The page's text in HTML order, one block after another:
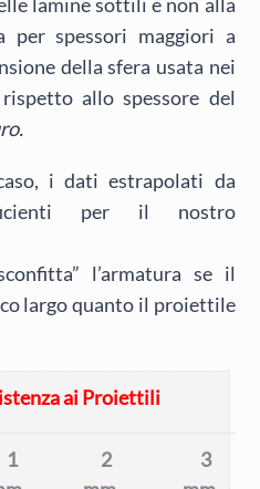
per spessori maggiori a
della sfera usata nei
allo spessore del
i dati estrapolati da
per il nostro
l’armatura se il
largo quanto il proiettile
ai Proiettili
1
2
3